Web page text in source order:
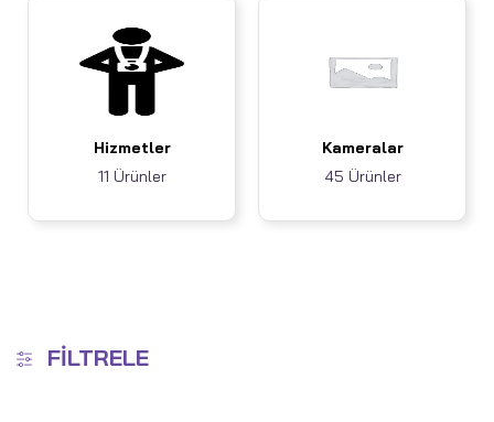
Hizmetler
11 Ürünler
Kameralar
45 Ürünler
FILTRELE